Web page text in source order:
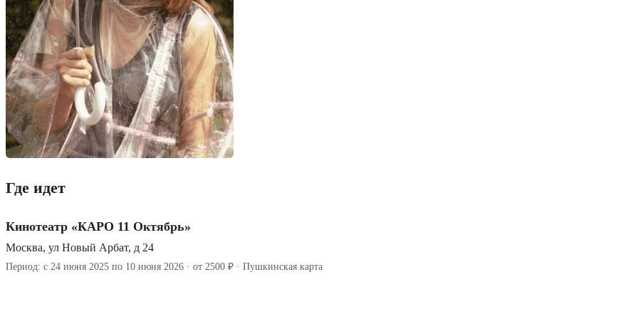
Где идет
Кинотеатр «КАРО 11 Октябрь»
Москва, ул Новый Арбат, д 24
Период: с 24 июня 2025 по 10 июня 2026 · от 2500 ₽ · Пушкинская карта